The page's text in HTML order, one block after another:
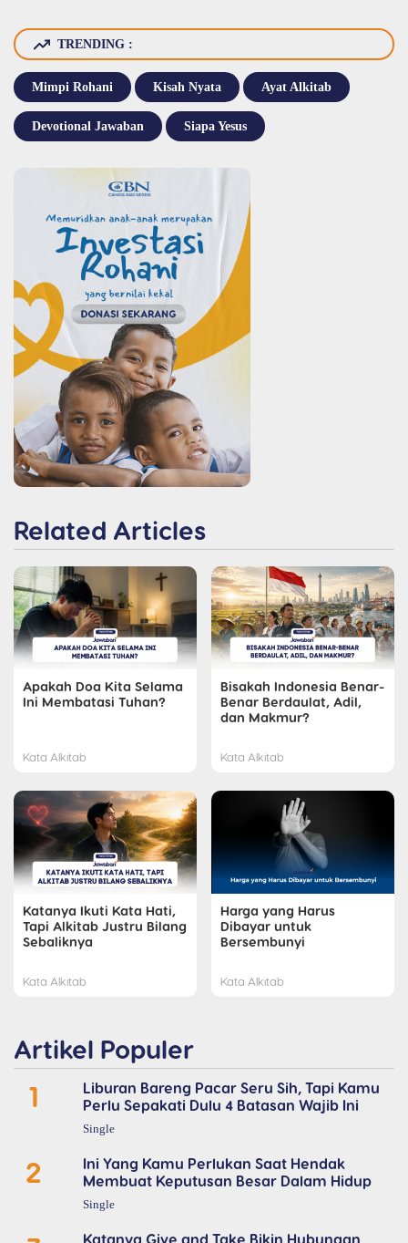
TRENDING :
Mimpi Rohani Kisah Nyata Ayat Alkitab
Devotional Jawaban Siapa Yesus
Related Articles
Apakah Doa Kita Selama
Ini Membatasi Tuhan?
Kata Alkitab
Bisakah Indonesia Benar-
Benar Berdaulat, Adil,
dan Makmur?
Kata Alkitab
Katanya Ikuti Kata Hati,
Tapi Alkitab Justru Bilang
Sebaliknya
Kata Alkitab
Harga yang Harus
Dibayar untuk
Bersembunyi
Kata Alkitab
Artikel Populer
1
Liburan Bareng Pacar Seru Sih, Tapi Kamu
Perlu Sepakati Dulu 4 Batasan Wajib Ini
Single
2
Ini Yang Kamu Perlukan Saat Hendak
Membuat Keputusan Besar Dalam Hidup
Single
Katanya Give and Take Bikin Hubungan